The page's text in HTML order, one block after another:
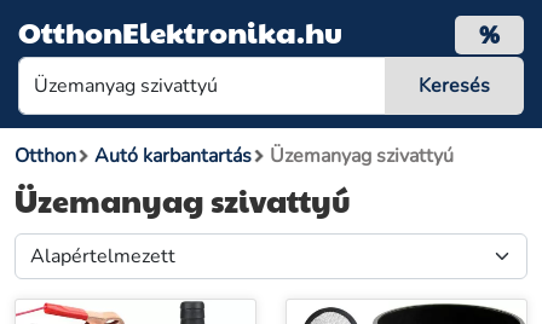
OtthonElektronika.hu %
Otthon Autó karbantartás Üzemanyag szivattyú
Üzemanyag szivattyú